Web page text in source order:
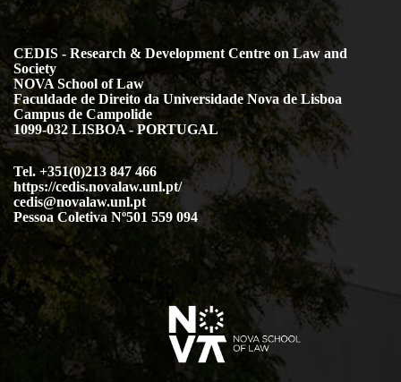
CEDIS - Research & Development Centre on Law and
Society
NOVA School of Law
Faculdade de Direito da Universidade Nova de Lisboa
Campus de Campolide
1099-032 LISBOA - PORTUGAL
Tel. +351(0)213 847 466
https://cedis.novalaw.unl.pt/
cedis@novalaw.unl.pt
Pessoa Coletiva Nº501 559 094